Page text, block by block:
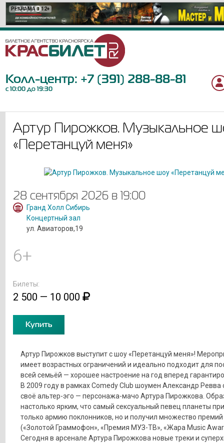
РЕКЛАМА 12+
РЕКЛАМА 0+
РЕКЛАМА 12+
РЕКЛАМА 6+
РЕКЛАМА 12+
РЕКЛАМА 6+
РЕКЛАМА 18+
РЕКЛАМА 12+
РЕКЛАМА 6+
РЕКЛАМА 16+
РЕКЛАМА 12+
РЕКЛАМА 6+
РЕКЛАМА 6+
РЕКЛАМА 12+
РЕКЛАМА 12+
РЕКЛАМА 6+
РЕКЛАМА 16+
РЕКЛАМА 12+
РЕКЛАМА 12+
Колл-центр: +7 (391) 288-88-81
с 10:00 до 19:30
Артур Пирожков. Музыкальное
«Перетанцуй меня»
28 сентября 2026 в 19:00
Гранд Холл Сибирь
Концертный зал
ул. Авиаторов,19
6+
Билеты:
2 500 — 10 000
Купить
Артур Пирожков выступит с шоу «Перетанцуй меня»!
имеет возрастных ограничений и идеально подходит для
всей семьёй — хорошее настроение на год вперед
В 2009 году в рамках Comedy Club шоумен Александр Ревва
своё альтер-эго — персонажа-мачо Артура Пирожкова.
настолько ярким, что самый сексуальный певец планеты
только армию поклонников, но и получил множество премий
(«Золотой Граммофон», «Премия МУЗ-ТВ», «Жара Music
Сегодня в арсенале Артура Пирожкова новые треки и